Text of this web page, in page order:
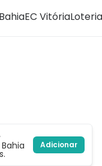
EC Vitória
Adicionar